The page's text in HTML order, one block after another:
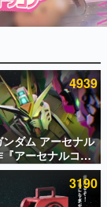
4939
ンダム アーセナル
アーセナルコマ
8月28日からオ
スト開催、2027
働予定
3190